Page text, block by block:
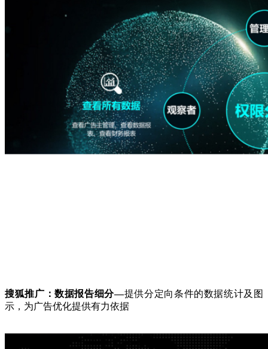
搜狐推广：数据报告细分—提供分定向条件的数据统计及图
示，为广告优化提供有力依据